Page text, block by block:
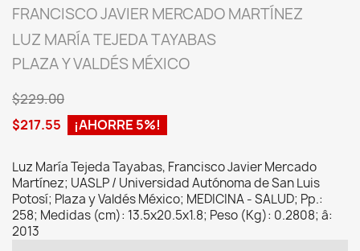
FRANCISCO JAVIER MERCADO MARTÍNEZ
LUZ MARÍA TEJEDA TAYABAS
PLAZA Y VALDÉS MÉXICO
$229.00
$217.55
¡AHORRE 5%!
Luz María Tejeda Tayabas, Francisco Javier Mercado
Martínez; UASLP / Universidad Autónoma de San Luis
Potosí; Plaza y Valdés México; MEDICINA - SALUD; Pp.:
258; Medidas (cm): 13.5x20.5x1.8; Peso (Kg): 0.2808; â:
2013